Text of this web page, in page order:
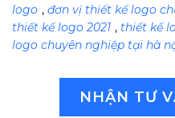
logo , đơn vị thiết kế logo
thiết kế logo 2021 , thiết kế
logo chuyên nghiệp tại hà
NHẬN TƯ